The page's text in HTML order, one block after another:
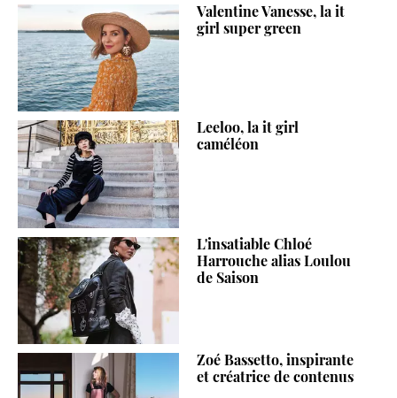
Valentine Vanesse, la it
girl super green
Leeloo, la it girl
caméléon
L'insatiable Chloé
Harrouche alias Loulou
de Saison
Zoé Bassetto, inspirante
et créatrice de contenus